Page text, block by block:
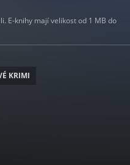
E-knihy mají velikost od 1 MB do
KRIMI